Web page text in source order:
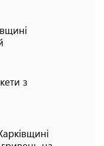
з